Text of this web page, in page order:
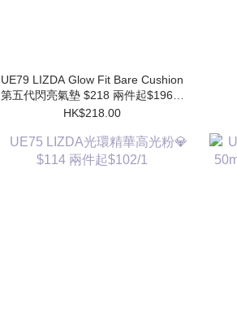
UE79 LIZDA Glow Fit Bare Cushion
第五代閃亮氣墊 $218 兩件起$196/1
件 (買1個送1個Refill)
HK$218.00